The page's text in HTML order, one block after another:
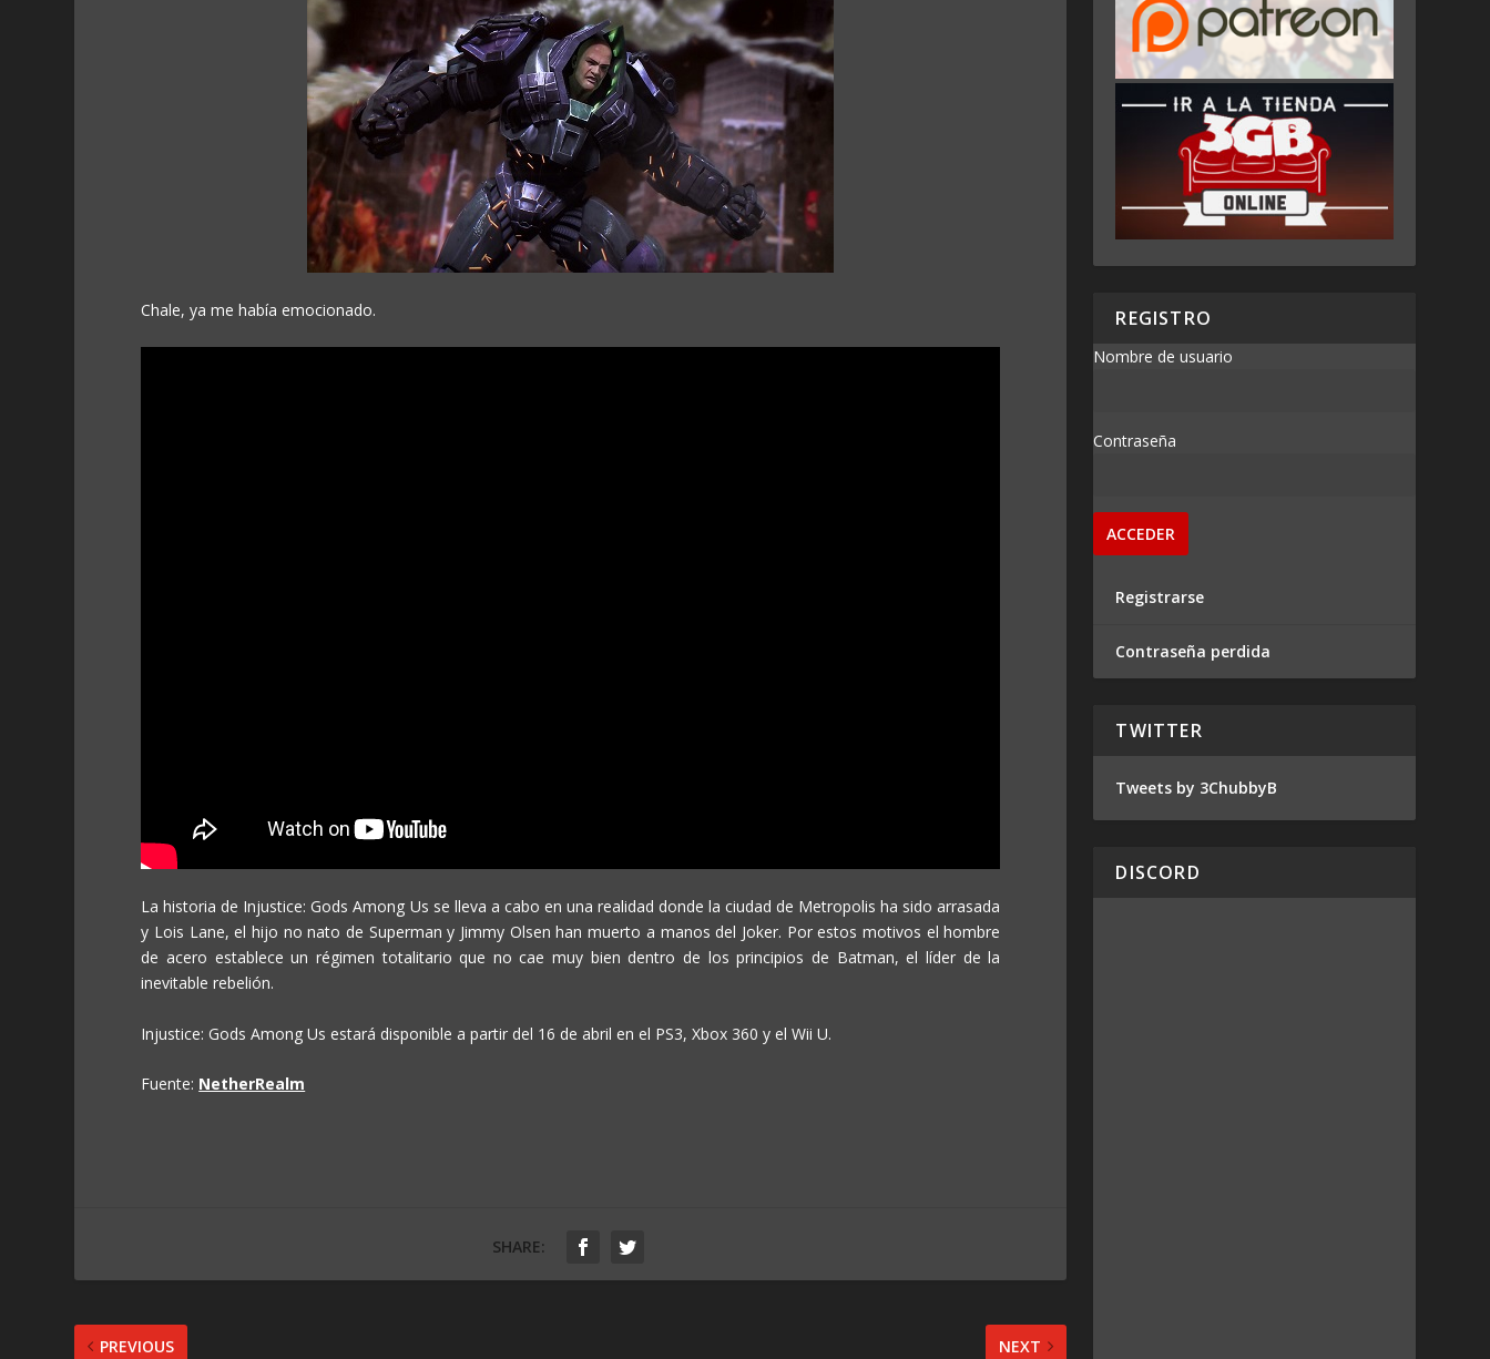
Chale, ya me había emocionado.
La historia de Injustice: Gods Among Us se lleva a cabo en una realidad donde la ciudad de Metropolis ha sido arrasada
y Lois Lane, el hijo no nato de Superman y Jimmy Olsen han muerto a manos del Joker. Por estos motivos el hombre
de acero establece un régimen totalitario que no cae muy bien dentro de los principios de Batman, el líder de la
inevitable rebelión.
Injustice: Gods Among Us estará disponible a partir del 16 de abril en el PS3, Xbox 360 y el Wii U.
Fuente: NetherRealm
SHARE:
PREVIOUS NEXT
REGISTRO
Nombre de usuario
Contraseña
Registrarse
Contraseña perdida
TWITTER
Tweets by 3ChubbyB
DISCORD